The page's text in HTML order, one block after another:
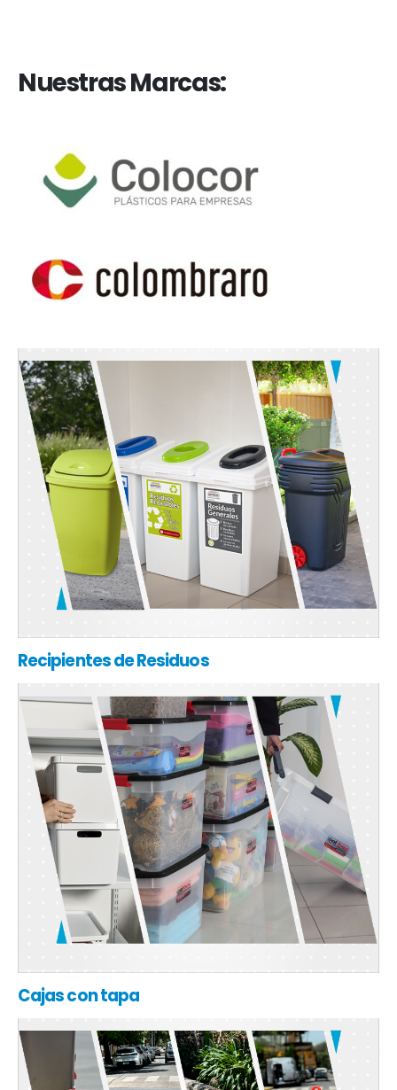
Nuestras Marcas:
Recipientes de Residuos
Cajas con tapa